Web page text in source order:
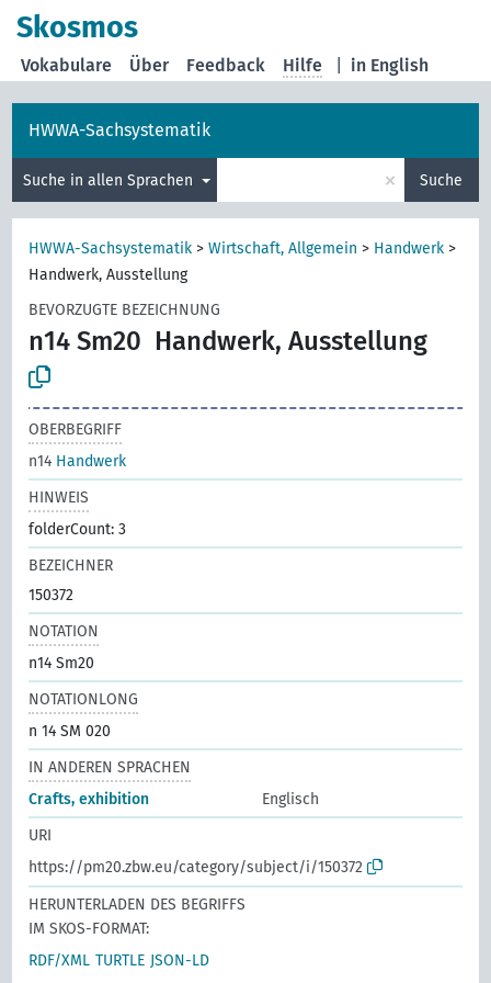
Skosmos
in English
Vokabulare Über Feedback Hilfe
HWWA-Sachsystematik
Suche in allen Sprachen × Suche
HWWA-Sachsystematik >Wirtschaft, Allgemein > Handwerk >
Handwerk, Ausstellung
BEVORZUGTE BEZEICHNUNG
n14 Sm20 Handwerk, Ausstellung
OBERBEGRIFF
n14 Handwerk
HINWEIS
folderCount: 3
BEZEICHNER
150372
NOTATION
n14 Sm20
NOTATIONLONG
n 14 SM 020
IN ANDEREN SPRACHEN
Crafts, exhibition
Englisch
URI
https://pm20.zbw.eu/category/subject/i/150372
HERUNTERLADEN DES BEGRIFFS
IM SKOS-FORMAT:
RDF/XML TURTLE JSON-LD